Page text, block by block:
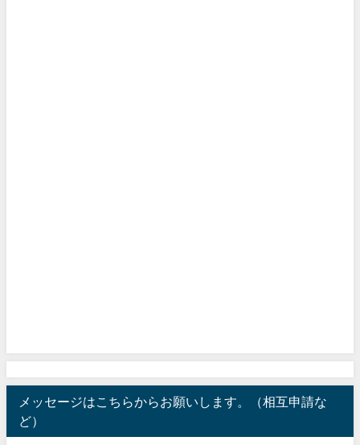
メッセージはこちらからお願いします。（相互申請な
ど）